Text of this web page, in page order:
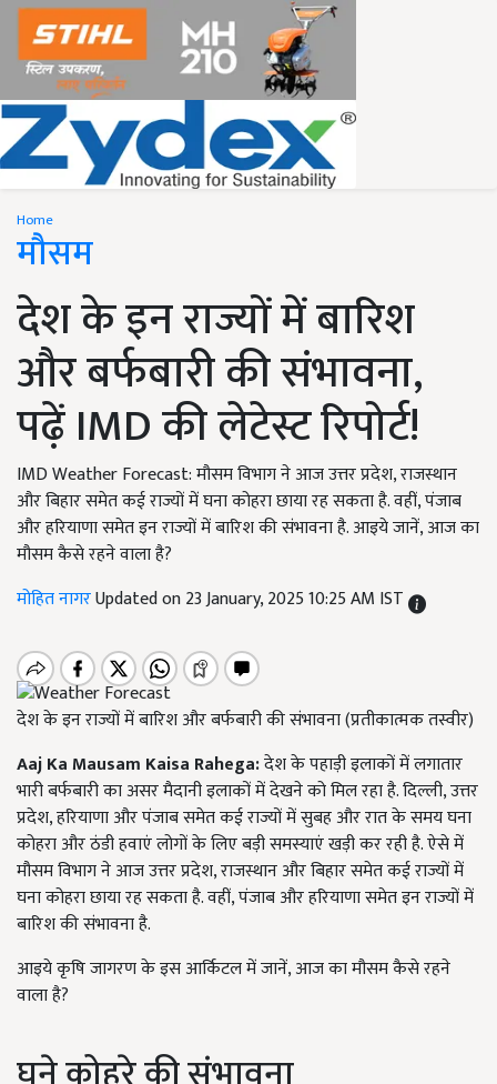
Home
मौसम
देश के इन राज्यों में बारिश
और बर्फबारी की संभावना,
पढ़ें IMD की लेटेस्ट रिपोर्ट!
IMD Weather Forecast: मौसम विभाग ने आज उत्तर प्रदेश, राजस्थान
और बिहार समेत कई राज्यों में घना कोहरा छाया रह सकता है. वहीं, पंजाब
और हरियाणा समेत इन राज्यों में बारिश की संभावना है. आइये जानें, आज का
मौसम कैसे रहने वाला है?
मोहित नागरUpdated on 23 January, 2025 10:25 AM IST
देश के इन राज्यों में बारिश और बर्फबारी की संभावना (प्रतीकात्मक तस्वीर)
Aaj Ka Mausam Kaisa Rahega:देश के पहाड़ी इलाकों में लगातार
भारी बर्फबारी का असर मैदानी इलाकों में देखने को मिल रहा है. दिल्ली, उत्तर
प्रदेश, हरियाणा और पंजाब समेत कई राज्यों में सुबह और रात के समय घना
कोहरा और ठंडी हवाएं लोगों के लिए बड़ी समस्याएं खड़ी कर रही है. ऐसे में
मौसम विभाग ने आज उत्तर प्रदेश, राजस्थान और बिहार समेत कई राज्यों में
घना कोहरा छाया रह सकता है. वहीं, पंजाब और हरियाणा समेत इन राज्यों में
बारिश की संभावना है.
आइये कृषि जागरण के इस आर्किटल में जानें, आज का मौसम कैसे रहने
वाला है?